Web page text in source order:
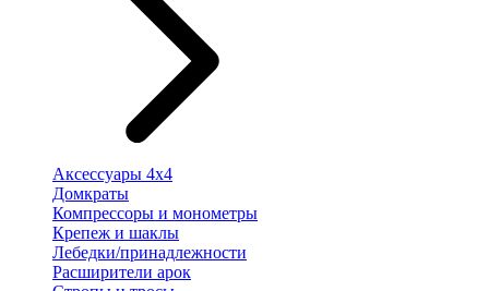
Аксессуары 4х4
Домкраты
Компрессоры и монометры
Крепеж и шаклы
Лебедки/принадлежности
Расширители арок